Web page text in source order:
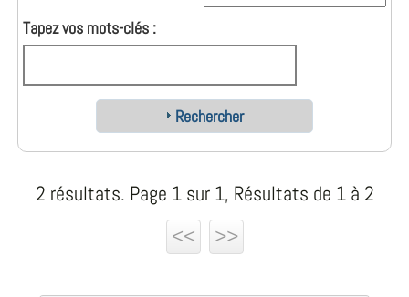
Tapez vos mots-clés :
Rechercher
2 résultats. Page 1 sur 1, Résultats de 1 à 2
<<
>>